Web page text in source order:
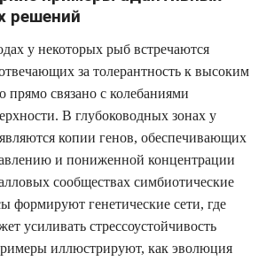
решений
у некоторых рыб встречаются
за толерантность к высоким
прямо связано с колебаниями
В глубоководных зонах у
копии генов, обеспечивающих
и пониженной концентрации
сообществах симбиотические
формируют генетические сети, где
усиливать стрессоустойчивость
иллюстрируют, как эволюция